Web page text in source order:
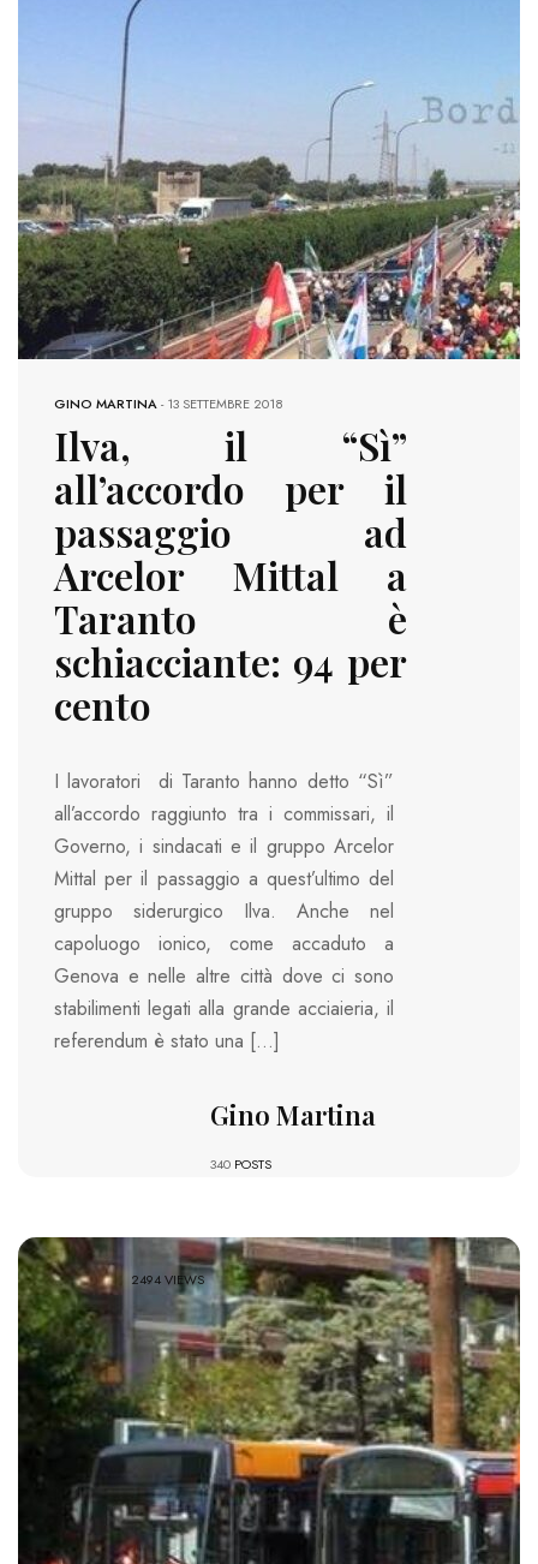
GINO MARTINA-13 SETTEMBRE 2018
Ilva, il “Sì”
all’accordo per il
passaggio ad
Arcelor Mittal a
Taranto è
schiacciante: 94 per
cento
I lavoratori di Taranto hanno detto “Sì”
all’accordo raggiunto tra i commissari, il
Governo, i sindacati e il gruppo Arcelor
Mittal per il passaggio a quest’ultimo del
gruppo siderurgico Ilva. Anche nel
capoluogo ionico, come accaduto a
Genova e nelle altre città dove ci sono
stabilimenti legati alla grande acciaieria, il
referendum è stato una […]
Gino Martina
340 POSTS
2494 VIEWS